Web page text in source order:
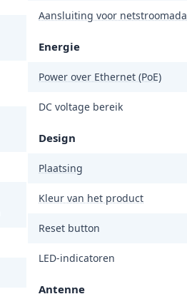
Aansluiting voor
Energie
Power over Ethernet (PoE)
DC voltage bereik
Design
Plaatsing
Kleur van het product
Reset button
LED-indicatoren
Antenne